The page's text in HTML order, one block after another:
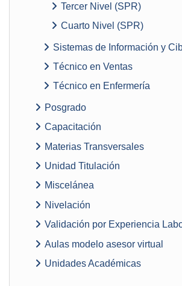
Tercer Nivel (SPR)
Cuarto Nivel (SPR)
Sistemas de Información y
Técnico en Ventas
Técnico en Enfermería
Posgrado
Capacitación
Materias Transversales
Unidad Titulación
Miscelánea
Nivelación
Validación por Experiencia
Aulas modelo asesor virtual
Unidades Académicas